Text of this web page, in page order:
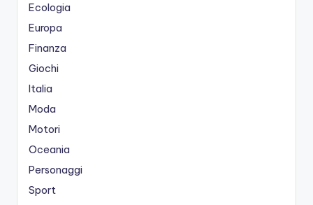
Ecologia
Europa
Finanza
Giochi
Italia
Moda
Motori
Oceania
Personaggi
Sport